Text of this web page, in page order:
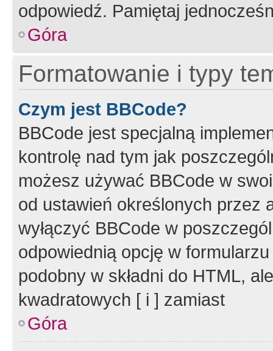
odpowiedź. Pamiętaj
Góra
Formatowanie i typy
Czym jest BBCode?
BBCode jest specjalną
kontrolę nad tym jak
możesz używać BBCode w
od ustawień określonych przez
wyłączyć BBCode w
odpowiednią opcję w
podobny w składni do HTML,
kwadratowych [ i ] zamiast
Góra